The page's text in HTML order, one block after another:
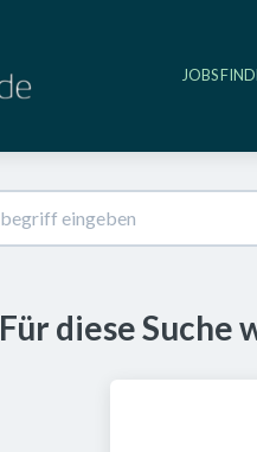
JOBS
Für diese Suche